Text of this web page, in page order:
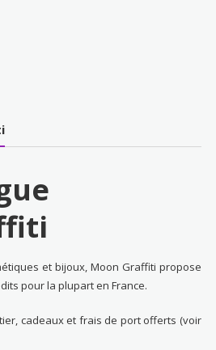
et bijoux, Moon Graffiti propose
pour la plupart en France.
cadeaux et frais de port offerts (voir